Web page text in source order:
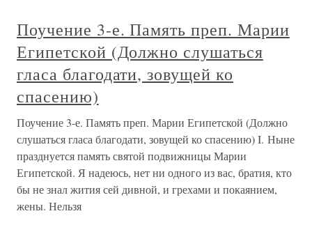
Поучение 3-е. Память преп. Марии
Египетской (Должно слушаться
гласа благодати, зовущей ко
спасению)
Поучение 3-е. Память преп. Марии Египетской (Должно
слушаться гласа благодати, зовущей ко спасению) I. Ныне
празднуется память святой подвижницы Марии
Египетской. Я надеюсь, нет ни одного из вас, братия, кто
бы не знал жития сей дивной, и грехами и покаянием,
жены. Нельзя